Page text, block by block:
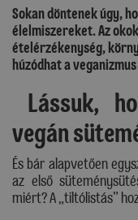
Sokan döntenek úgy,
élelmiszereket. Az
ételérzékenység,
húzódhat a
Lássuk,
vegán
És bár alapvetően
az első
miért? A „tiltólistás”